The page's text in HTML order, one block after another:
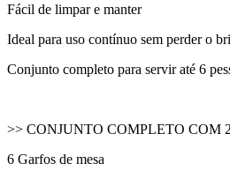
Fácil de limpar e manter
Ideal para uso contínuo sem perder o
Conjunto completo para servir até 6
>> CONJUNTO COMPLETO COM
6 Garfos de mesa